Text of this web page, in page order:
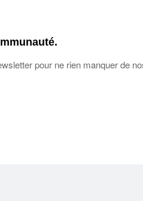
pour ne rien manquer de